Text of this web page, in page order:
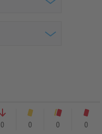
0 0 0 0